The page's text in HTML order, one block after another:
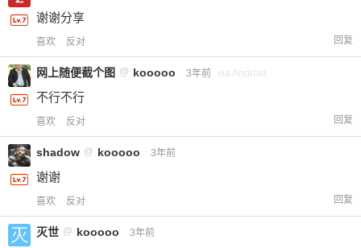
谢谢分享
喜欢 反对 回复
网上随便截个图 @ kooooo 3年前 via Android
不行不行
喜欢 反对 回复
shadow @ kooooo 3年前
谢谢
喜欢 反对 回复
灭世 @ kooooo 3年前